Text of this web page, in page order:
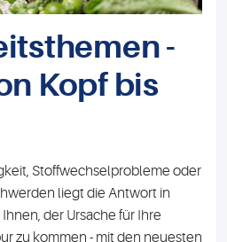
-
Kopf bis
Stoffwechselprobleme oder
liegt die Antwort in
der Ursache für Ihre
zu kommen - mit den neuesten